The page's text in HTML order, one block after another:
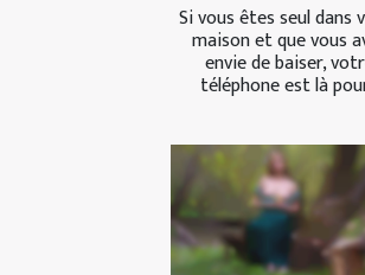
Si vous êtes seul dans
maison et que vous
envie de baiser,
téléphone est là